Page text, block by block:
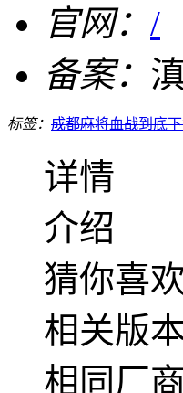
官网： /
备案：
标签： 成都麻将血战到底
详情
介绍
猜你喜欢
相关版
相同厂商